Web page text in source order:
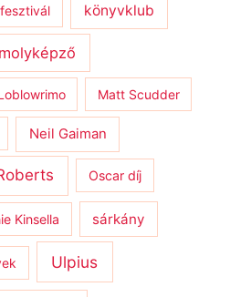
könyvklub
Matt Scudder
Neil Gaiman
Oscar díj
Kinsella sárkány
Ulpius